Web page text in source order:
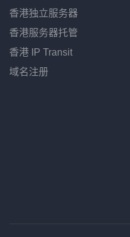
香港独立服务器
香港服务器托管
香港 IP Transit
域名注册